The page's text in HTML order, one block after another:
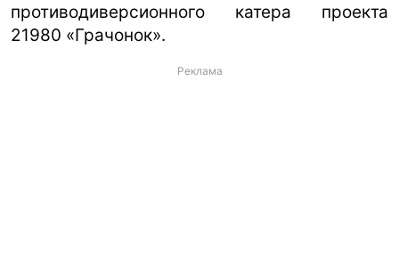
противодиверсионного катера проекта
21980 «Грачонок».
Реклама